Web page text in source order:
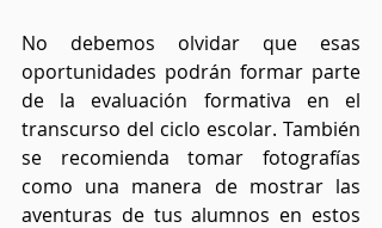
No debemos olvidar que esas
oportunidades podrán formar parte
de la evaluación formativa en el
transcurso del ciclo escolar. También
se recomienda tomar fotografías
como una manera de mostrar las
aventuras de tus alumnos en estos